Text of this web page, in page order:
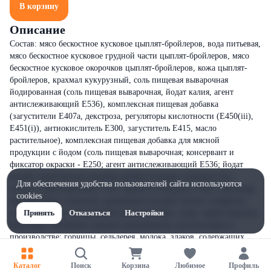
В корзину
Описание
Состав: мясо бескостное кусковое цыплят-бройлеров, вода питьевая,
мясо бескостное кусковое грудной части цыплят-бройлеров, мясо
бескостное кусковое окорочков цыплят-бройлеров, кожа цыплят-
бройлеров, крахмал кукурузный, соль пищевая выварочная
йодированная (соль пищевая выварочная, йодат калия, агент
антислеживающий Е536), комплексная пищевая добавка
(загустители Е407а, декстроза, регуляторы кислотности (Е450(iii),
Е451(i)), антиокислитель Е300, загуститель Е415, масло
растительное), комплексная пищевая добавка для мясной
продукции с йодом (соль пищевая выварочная; консервант и
фиксатор окраски - Е250; агент антислеживающий Е536; йодат
чеснок, перец красный), соль, пряности (паприка, тмин, кориандр,
черный перец, куркума), дрожжевой экстракт (может содержать
следы глютена), натуральные ароматизаторы, сахар, травы (орегано,
базилик)). Возможно наличие компонентов, используемых в
производстве: горчицы, сельдерея, молока, злаков, содержащих
глютен, и продуктов их переработки.
Каталог Поиск Корзина Любимое Профиль
Для обеспечения удобства пользователей сайта используются
cookies
Принять
Отказаться Настройки